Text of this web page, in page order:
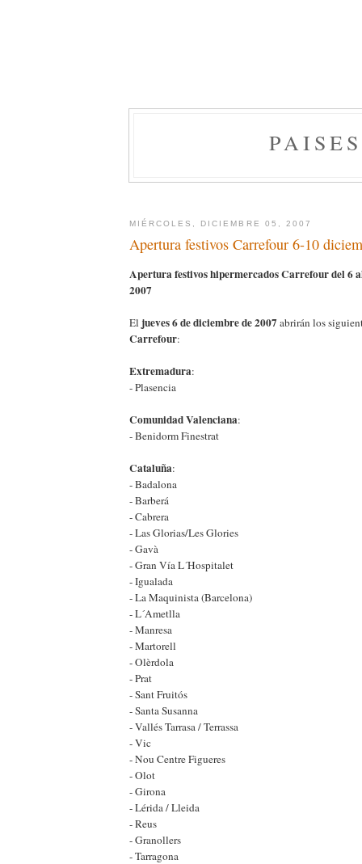
MIÉRCOLES, DICIEMBRE 05, 2007
Apertura festivos Carrefour 6-10
Apertura festivos hipermercados Carrefour del 6
2007
El jueves 6 de diciembre de 2007abrirán los
Carrefour:
Extremadura:
- Plasencia
Comunidad Valenciana:
- Benidorm Finestrat
Cataluña:
- Badalona
- Barberá
- Cabrera
- Las Glorias/Les Glories
- Gavà
- Gran Vía L´Hospitalet
- Igualada
- La Maquinista (Barcelona)
- L´Ametlla
- Manresa
- Martorell
- Olèrdola
- Prat
- Sant Fruitós
- Santa Susanna
- Vallés Tarrasa / Terrassa
- Vic
- Nou Centre Figueres
- Olot
- Girona
- Lérida / Lleida
- Reus
- Granollers
- Tarragona